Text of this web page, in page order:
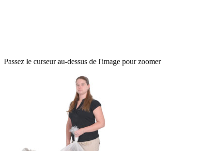
Passez le curseur au-dessus de l'image pour zoomer